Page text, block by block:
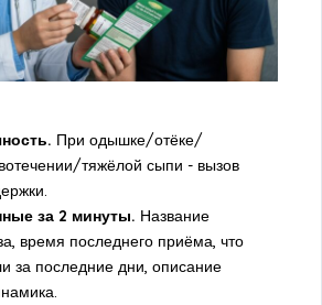
При одышке/отёке/
тяжёлой сыпи - вызов
за 2 минуты. Название
время последнего приёма, что
за последние дни, описание